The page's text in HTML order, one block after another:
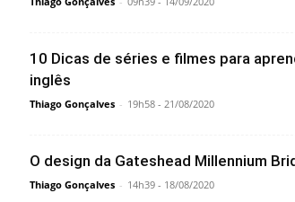
10 Dicas de séries e filmes para
inglês
Thiago Gonçalves - 19h58 - 21/08/2020
O design da Gateshead Millennium
Thiago Gonçalves - 14h39 - 18/08/2020